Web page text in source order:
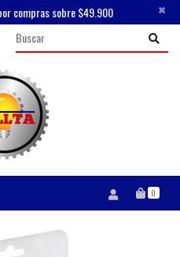
compras sobre $49.900 ×
0